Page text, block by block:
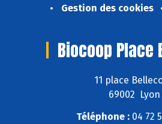
Gestion des cookies
Biocoop Place
11 place
69002 Lyon
Téléphone : 04 72